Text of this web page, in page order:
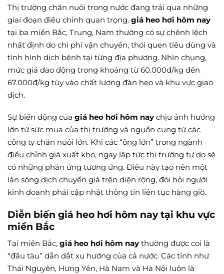
Thị trường chăn nuôi trong nước đang trải qua những
giai đoạn điều chỉnh quan trọng. giá heo hơi hôm nay
tại ba miền Bắc, Trung, Nam thường có sự chênh lệch
nhất định do chi phí vận chuyển, thói quen tiêu dùng và
tình hình dịch bệnh tại từng địa phương. Nhìn chung,
mức giá dao động trong khoảng từ 60.000đ/kg đến
67.000đ/kg tùy vào chất lượng đàn heo và khu vực giao
dịch.
Sự biến động của giá heo hơi hôm nay chịu ảnh hưởng
lớn từ sức mua của thị trường và nguồn cung từ các
công ty chăn nuôi lớn. Khi các “ông lớn” trong ngành
điều chỉnh giá xuất kho, ngay lập tức thị trường tự do sẽ
có những phản ứng tương ứng. Điều này tạo nên một
làn sóng dịch chuyển giá trên diện rộng, đòi hỏi người
kinh doanh phải cập nhật thông tin liên tục hàng giờ.
Diễn biến giá heo hơi hôm nay tại khu vực
miền Bắc
Tại miền Bắc, giá heo hơi hôm nay thường được coi là
“đầu tàu” dẫn dắt xu hướng của cả nước. Các tỉnh như
Thái Nguyên, Hưng Yên, Hà Nam và Hà Nội luôn là